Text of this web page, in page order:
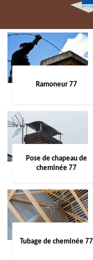
Ramoneur 77
Pose de chapeau de
cheminée 77
Tubage de cheminée 77